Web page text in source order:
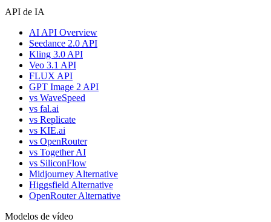
API de IA
AI API Overview
Seedance 2.0 API
Kling 3.0 API
Veo 3.1 API
FLUX API
GPT Image 2 API
vs WaveSpeed
vs fal.ai
vs Replicate
vs KIE.ai
vs OpenRouter
vs Together AI
vs SiliconFlow
Midjourney Alternative
Higgsfield Alternative
OpenRouter Alternative
Modelos de vídeo